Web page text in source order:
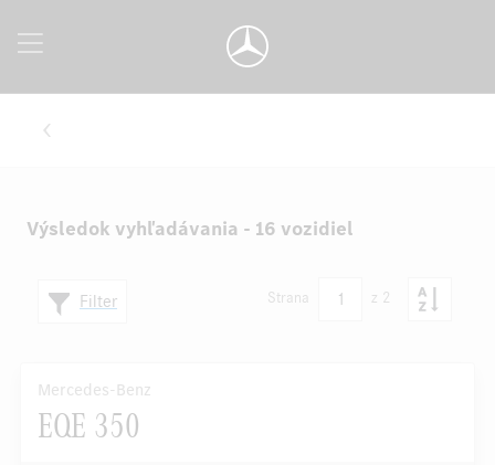
Výsledok vyhľadávania - 16 vozidiel
Filter Strana 1 z 2
Mercedes-Benz
EQE 350